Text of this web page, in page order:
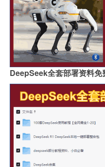
DeepSeek全套部署资料免